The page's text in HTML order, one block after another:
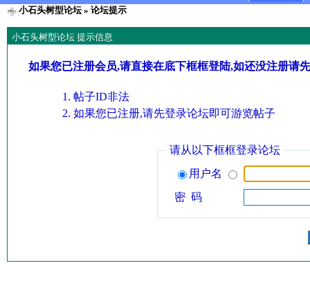
小石头树型论坛» 论坛提示
小石头树型论坛 提示信息
如果您已注册会员,请直接在底下框框登陆,如还没注册请
帖子ID非法
如果您已注册,请先登录论坛即可游览帖子
请从以下框框登录论坛
用户名
密 码